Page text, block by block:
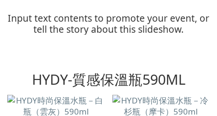
Input text contents to promote your event, or
tell the story about this slideshow.
HYDY-質感保溫瓶590ML